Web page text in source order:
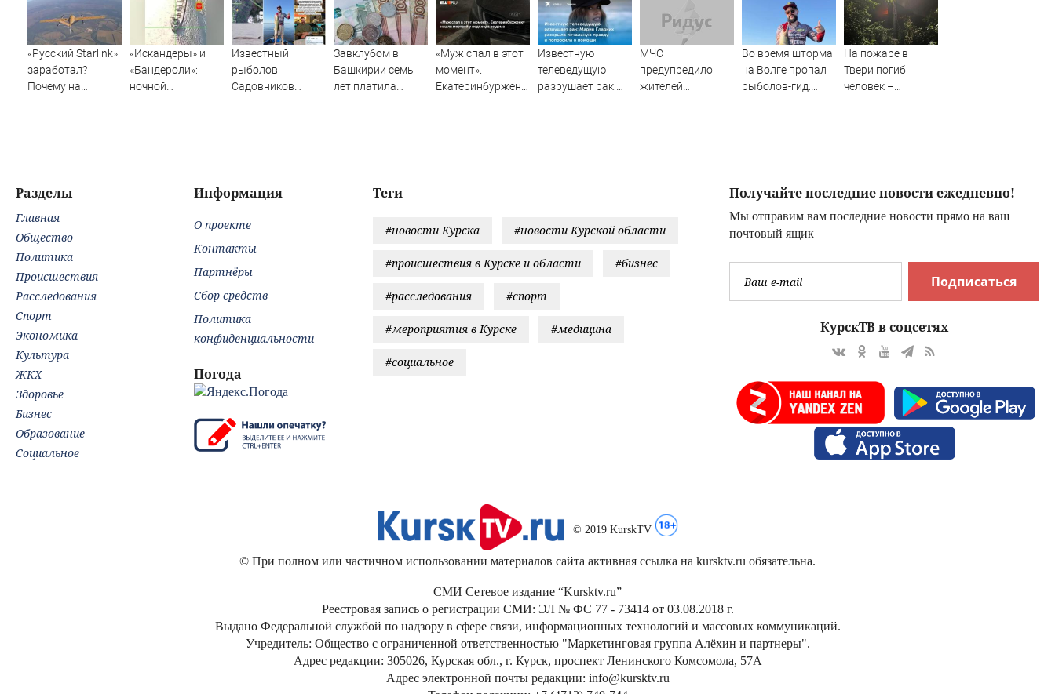
«Русский Starlink»
заработал?
Почему на
«Искандеры» и
«Бандероли»:
ночной
Известный
рыболов
Садовников
Завклубом в
Башкирии семь
лет платила
«Муж спал в этот
момент».
Екатеринбурженку
Известную
телеведущую
разрушает рак:
МЧС
предупредило
жителей
Во время шторма
на Волге пропал
рыболов-гид:
На пожаре в
Твери погиб
человек –
Тверь новости.
Новости. Новости
Получайте последние новости ежедневно!
Мы отправим вам последние новости прямо на ваш
почтовый ящик
Подписаться
КурскТВ в соцсетях
Теги
#новости Курска #новости Курской области
#происшествия в Курске и области #бизнес
#расследования #спорт
#мероприятия в Курске #медицина
#социальное
Разделы
Главная
Общество
Политика
Происшествия
Расследования
Спорт
Экономика
Культура
ЖКХ
Здоровье
Бизнес
Образование
Социальное
Информация
О проекте
Контакты
Партнёры
Сбор средств
Политика
конфиденциальности
Погода
© 2019 KurskTV
© При полном или частичном использовании материалов сайта активная ссылка на kursktv.ru обязательна.
СМИ Сетевое издание “Kursktv.ru”
Реестровая запись о регистрации СМИ: ЭЛ № ФС 77 - 73414 от 03.08.2018 г.
Выдано Федеральной службой по надзору в сфере связи, информационных технологий и массовых коммуникаций.
Учредитель: Общество с ограниченной ответственностью "Маркетинговая группа Алёхин и партнеры".
Адрес редакции: 305026, Курская обл., г. Курск, проспект Ленинского Комсомола, 57А
Адрес электронной почты редакции: info@kursktv.ru